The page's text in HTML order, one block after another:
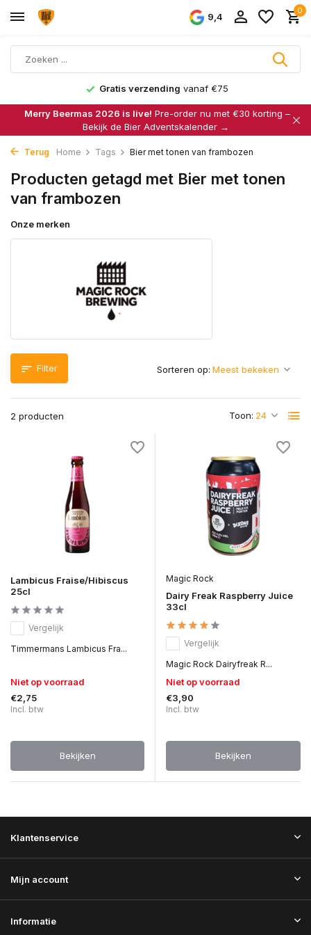
9,4
0
Gratis verzending vanaf €75
Merry Beermas 2026 is live! Pre-order nu met €30 korting –
Bekijk de Bier Adventskalender →
Terug Home Tags Bier met tonen van frambozen
Producten getagd met Bier met tonen
van frambozen
Onze merken
Filter
2 producten Toon:
Sorteren op:
Lambicus Fraise/Hibiscus
25cl
Vergelijk
Timmermans Lambicus Fra...
Niet op voorraad
€2,75
Incl. btw
Bekijken
Magic Rock
Dairy Freak Raspberry Juice
33cl
Vergelijk
Magic Rock Dairyfreak R...
Niet op voorraad
€3,90
Incl. btw
Bekijken
Klantenservice
Mijn account
Informatie